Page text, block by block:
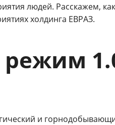
людей. Расскажем,
холдинга ЕВРАЗ.
и